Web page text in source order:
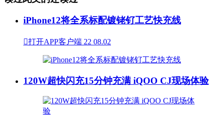
iPhone12将全系标配镀铑钌工艺快充线
打开APP客户端 22 08.02
120W超快闪充15分钟充满 iQOO CJ现场体验